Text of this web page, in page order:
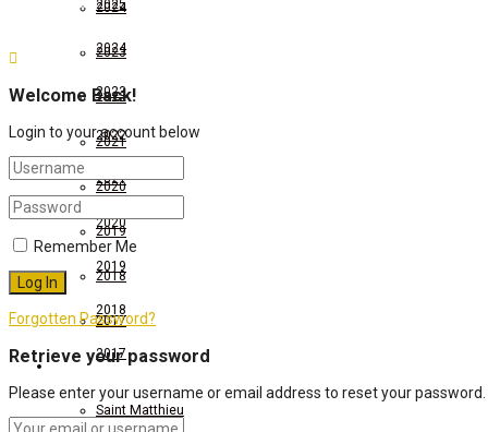
2024
2023
2022
2021
2020
2019
2018
2017
Exégèse des Évangiles
Saint Matthieu
2025
2024
2023
2022
2021
2020
2019
2018
2017
Exégèse des Évangiles
Welcome Back!
Login to your account below
Remember Me
Forgotten Password?
Retrieve your password
Please enter your username or email address to reset your password.